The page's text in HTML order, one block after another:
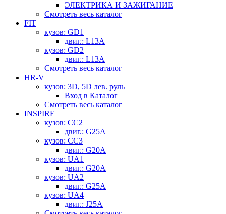
ЭЛЕКТРИКА И ЗАЖИГАНИЕ
Смотреть весь каталог
FIT
кузов: GD1
двиг.: L13A
кузов: GD2
двиг.: L13A
Смотреть весь каталог
HR-V
кузов: 3D, 5D лев. руль
Вход в Каталог
Смотреть весь каталог
INSPIRE
кузов: CC2
двиг.: G25A
кузов: CC3
двиг.: G20A
кузов: UA1
двиг.: G20A
кузов: UA2
двиг.: G25A
кузов: UA4
двиг.: J25A